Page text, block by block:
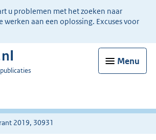
u problemen met het zoeken naar
werken aan een oplossing. Excuses voor
Menu
2019, 30931